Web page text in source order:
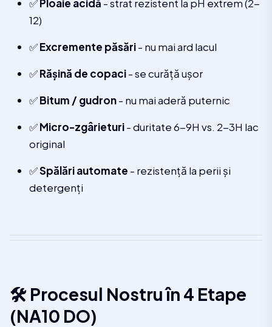
✅ Ploaie acidă - strat rezistent la pH extrem (2-
12)
✅Excremente păsări- nu mai ard lacul
✅Rășină de copaci- se curăță ușor
✅Bitum / gudron- nu mai aderă puternic
✅Micro-zgârieturi- duritate 6-9H vs. 2-3H lac
original
✅Spălări automate - rezistență la perii și
detergenți
🛠️ Procesul Nostru în 4 Etape
(NA10 DO)